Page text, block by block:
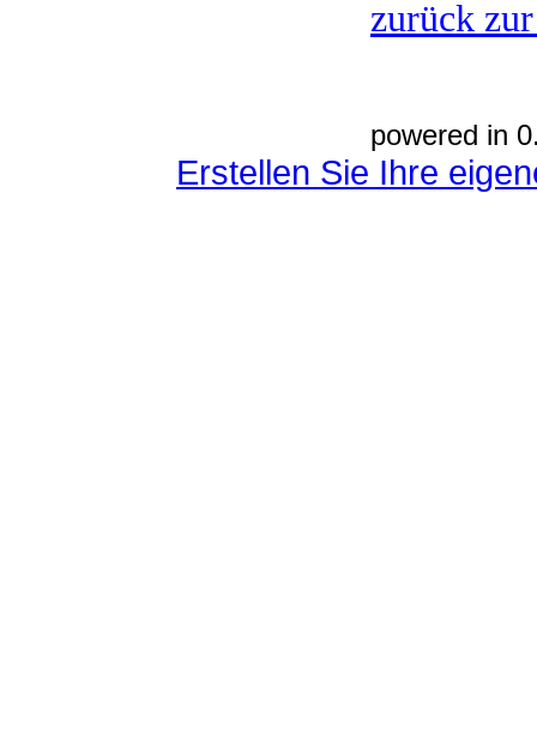
zurück
powered in
Erstellen Sie Ihre